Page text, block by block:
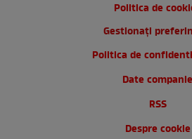
Politica de
Gestionați
Politica de
Date companie
RSS
Despre cookie